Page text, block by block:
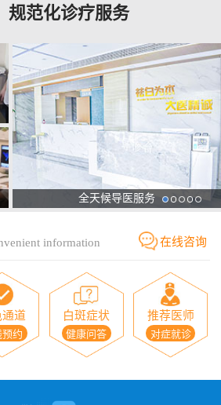
规范化诊疗服务
全天候导医服务
information 在线咨询
通道
约
白斑症状
健康问答
推荐医师
对症就诊